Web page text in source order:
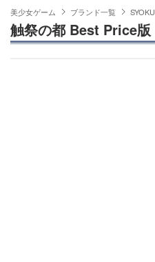
美少女ゲーム ブランド一覧 SYOKU
触祭の都 Best Price版